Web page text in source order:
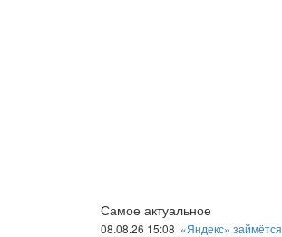
Самое актуальное
08.08.26 15:08 «Яндекс» займётся